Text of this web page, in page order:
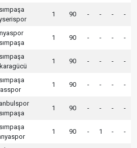
1 90 - - - -
1 90 - - - -
1 90 - - - -
1 90 - - - -
1 90 - - - -
1 90 - 1 - -